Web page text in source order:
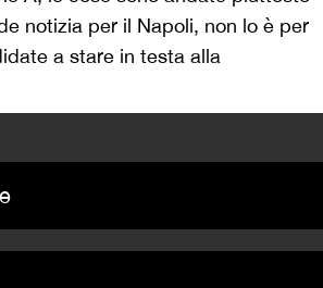
notizia per il Napoli, non lo è per
a stare in testa alla